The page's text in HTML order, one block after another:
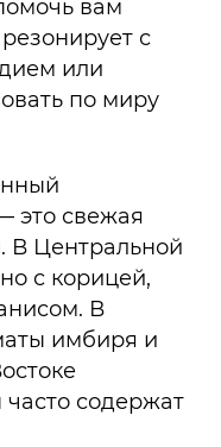
вам
с
или
по миру
это свежая
В Центральной
с корицей,
В
имбиря и
содержат